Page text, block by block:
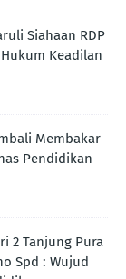
Siahaan RDP
Hukum Keadilan
Membakar
Pendidikan
2 Tanjung Pura
Spd : Wujud